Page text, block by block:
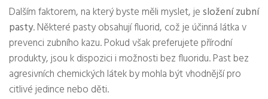
Dalším faktorem, na který byste měli myslet, jesložení zubní
pasty. Některé pasty obsahují fluorid, což je účinná látka v
prevenci zubního kazu. Pokud však preferujete přírodní
produkty, jsou k dispozici i možnosti bez fluoridu. Past bez
agresivních chemických látek by mohla být vhodnější pro
citlivé jedince nebo děti.